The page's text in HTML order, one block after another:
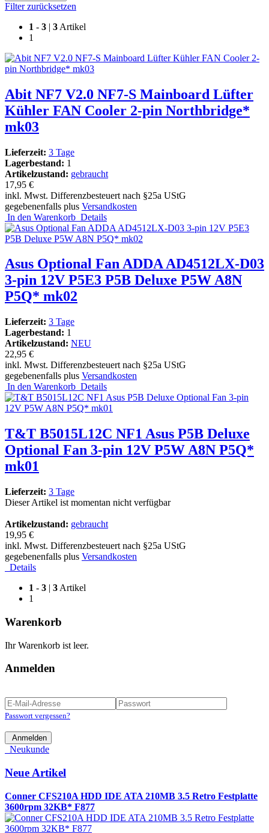
Filter zurücksetzen
1 - 3 | 3 Artikel
1
Abit NF7 V2.0 NF7-S Mainboard Lüfter
Kühler FAN Cooler 2-pin Northbridge*
mk03
Lieferzeit: 3 Tage
Lagerbestand: 1
Artikelzustand: gebraucht
17,95 €
inkl. Mwst. Differenzbesteuert nach §25a UStG
gegebenenfalls plus Versandkosten
In den Warenkorb Details
Asus Optional Fan ADDA AD4512LX-D03
3-pin 12V P5E3 P5B Deluxe P5W A8N
P5Q* mk02
Lieferzeit: 3 Tage
Lagerbestand: 1
Artikelzustand: NEU
22,95 €
inkl. Mwst. Differenzbesteuert nach §25a UStG
gegebenenfalls plus Versandkosten
In den Warenkorb Details
T&T B5015L12C NF1 Asus P5B Deluxe
Optional Fan 3-pin 12V P5W A8N P5Q*
mk01
Lieferzeit: 3 Tage
Dieser Artikel ist momentan nicht verfügbar
Artikelzustand: gebraucht
19,95 €
inkl. Mwst. Differenzbesteuert nach §25a UStG
gegebenenfalls plus Versandkosten
Details
1 - 3 | 3 Artikel
1
Warenkorb
Ihr Warenkorb ist leer.
Anmelden
Passwort vergessen?
Anmelden
Neukunde
Neue Artikel
Conner CFS210A HDD IDE ATA 210MB 3.5 Retro Festplatte
3600rpm 32KB* F877